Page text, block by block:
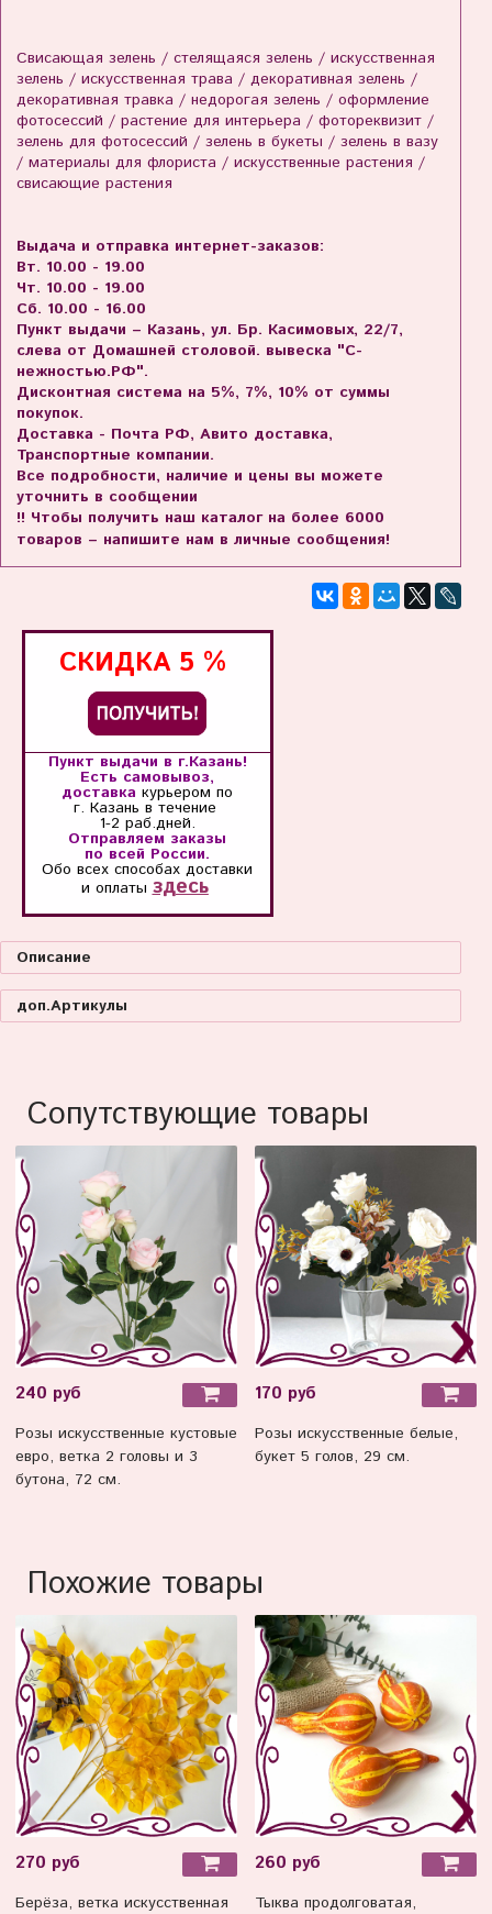
Свисающая зелень / стелящаяся зелень / искусственная
зелень / искусственная трава / декоративная зелень /
декоративная травка / недорогая зелень / оформление
фотосессий / растение для интерьера / фотореквизит /
зелень для фотосессий / зелень в букеты / зелень в вазу
/ материалы для флориста / искусственные растения /
свисающие растения
Выдача и отправка интернет-заказов:
Вт. 10.00 - 19.00
Чт. 10.00 - 19.00
Сб. 10.00 - 16.00
Пункт выдачи – Казань, ул. Бр. Касимовых, 22/7,
слева от Домашней столовой. вывеска "С-
нежностью.РФ".
Дисконтная система на 5%, 7%, 10% от суммы
покупок.
Доставка - Почта РФ, Авито доставка,
Транспортные компании.
Все подробности, наличие и цены вы можете
уточнить в сообщении
!! Чтобы получить наш каталог на более 6000
товаров – напишите нам в личные сообщения!
СКИДКА 5 %
Пункт выдачи в г.Казань!
Есть самовывоз,
доставка курьером по
г. Казань в течение
1-2 раб.дней.
Отправляем заказы
по всей России.
Обо всех способахдоставки
и оплаты здесь
Описание
доп.Артикулы
Сопутствующие товары
240 руб
Розы искусственные кустовые
евро, ветка 2 головы и 3
бутона, 72 см.
170 руб
Розы искусственные белые,
букет 5 голов, 29 см.
Похожие товары
270 руб
Берёза, ветка искусственная
260 руб
Тыква продолговатая,